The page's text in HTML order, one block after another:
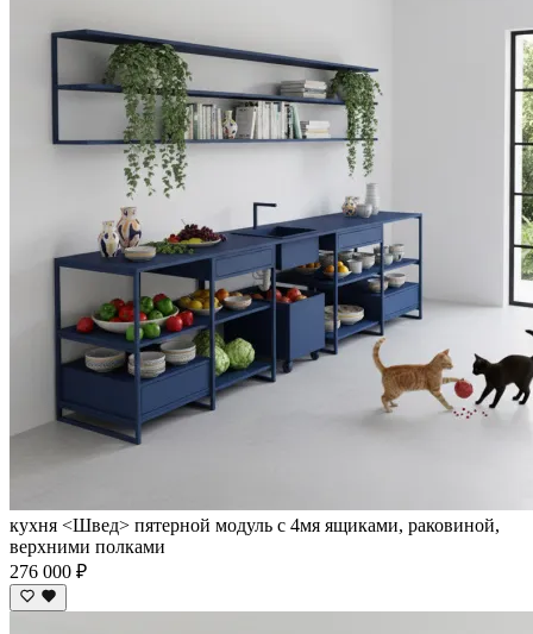
кухня <Швед> пятерной модуль с 4мя ящиками, раковиной,
верхними полками
276 000 ₽